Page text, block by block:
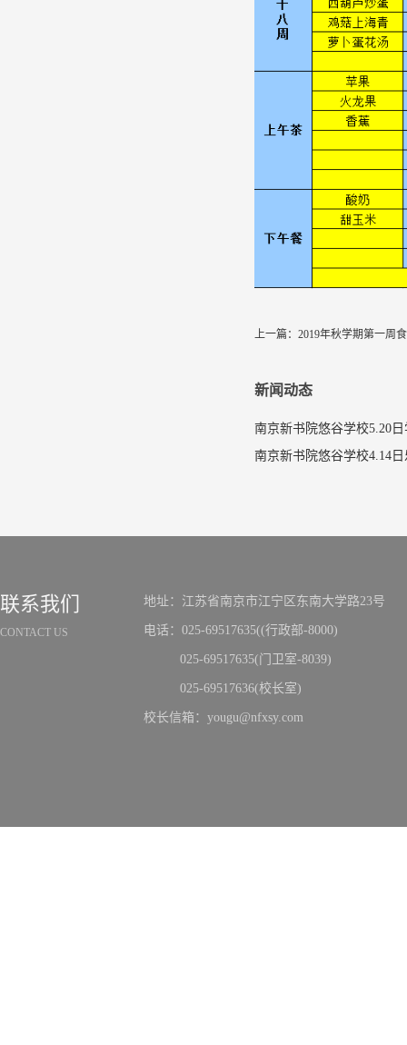
上一篇： 2019年秋学期第一周
新闻动态
南京新书院悠谷学校5.20
联系我们
CONTACT US
地址：江苏省南京市江宁区东南大学路23号
电话：025-69517635((行政部-8000)
025-69517635(门卫室-8039)
025-69517636(校长室)
校长信箱：yougu@nfxsy.com